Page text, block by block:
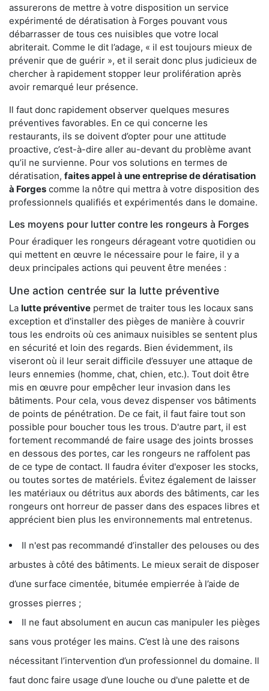
assurerons de mettre à votre disposition un service
expérimenté de dératisation à Forges pouvant vous
débarrasser de tous ces nuisibles que votre local
abriterait. Comme le dit l’adage, « il est toujours mieux de
prévenir que de guérir », et il serait donc plus judicieux de
chercher à rapidement stopper leur prolifération après
avoir remarqué leur présence.
Il faut donc rapidement observer quelques mesures
préventives favorables. En ce qui concerne les
restaurants, ils se doivent d’opter pour une attitude
proactive, c’est-à-dire aller au-devant du problème avant
qu’il ne survienne. Pour vos solutions en termes de
dératisation, faites appel à une entreprise de dératisation
à Forges comme la nôtre qui mettra à votre disposition des
professionnels qualifiés et expérimentés dans le domaine.
Les moyens pour lutter contre les rongeurs à Forges
Pour éradiquer les rongeurs dérageant votre quotidien ou
qui mettent en œuvre le nécessaire pour le faire, il y a
deux principales actions qui peuvent être menées :
Une action centrée sur la lutte préventive
La lutte préventive permet de traiter tous les locaux sans
exception et d'installer des pièges de manière à couvrir
tous les endroits où ces animaux nuisibles se sentent plus
en sécurité et loin des regards. Bien évidemment, ils
viseront où il leur serait difficile d’essuyer une attaque de
leurs ennemies (homme, chat, chien, etc.). Tout doit être
mis en œuvre pour empêcher leur invasion dans les
bâtiments. Pour cela, vous devez dispenser vos bâtiments
de points de pénétration. De ce fait, il faut faire tout son
possible pour boucher tous les trous. D'autre part, il est
fortement recommandé de faire usage des joints brosses
en dessous des portes, car les rongeurs ne raffolent pas
de ce type de contact. Il faudra éviter d'exposer les stocks,
ou toutes sortes de matériels. Évitez également de laisser
les matériaux ou détritus aux abords des bâtiments, car les
rongeurs ont horreur de passer dans des espaces libres et
apprécient bien plus les environnements mal entretenus.
Il n'est pas recommandé d’installer des pelouses ou des
arbustes à côté des bâtiments. Le mieux serait de disposer
d’une surface cimentée, bitumée empierrée à l’aide de
grosses pierres ;
Il ne faut absolument en aucun cas manipuler les pièges
sans vous protéger les mains. C’est là une des raisons
nécessitant l’intervention d’un professionnel du domaine. Il
faut donc faire usage d’une louche ou d'une palette et de